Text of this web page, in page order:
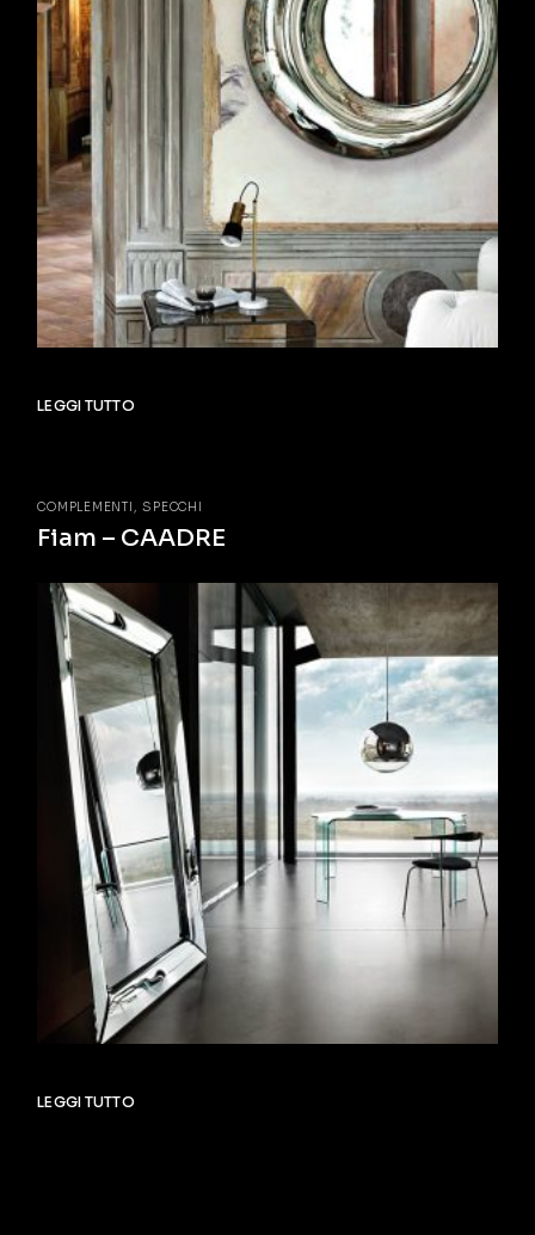
LEGGI TUTTO
LEGGI TUTTO
COMPLEMENTI SPECCHI
Fiam – CAADRE